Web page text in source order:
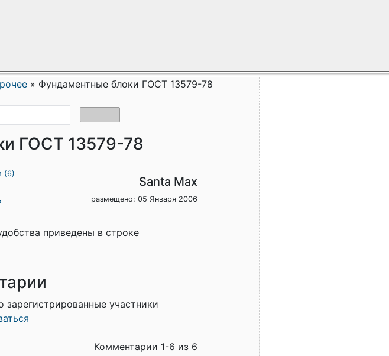
» Фундаментные блоки ГОСТ 13579-78
ГОСТ 13579-78
(6)
Santa Max
размещено: 05 Января 2006
приведены в строке
зарегистрированные участники
Комментарии 1-6 из 6